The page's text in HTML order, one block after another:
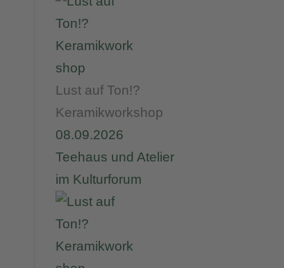
Lust auf Ton!?
Keramikworkshop
08.09.2026
Teehaus und Atelier
im Kulturforum